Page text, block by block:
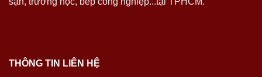
THÔNG TIN LIÊN HỆ